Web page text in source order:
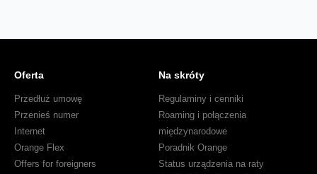
Oferta
Przedłuż umowę
Przenieś numer
Internet
Orange Flex
Offers for foreigners
Na skróty
Regulaminy i cenniki
Roaming i połączenia
międzynarodowe
Poradnik Orange
Status urządzenia na raty